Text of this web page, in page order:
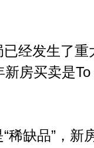
发生了重
房买卖是
缺品”，新